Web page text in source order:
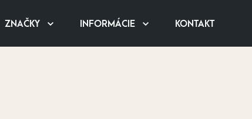
ZNAČKY INFORMÁCIE KONTAKT